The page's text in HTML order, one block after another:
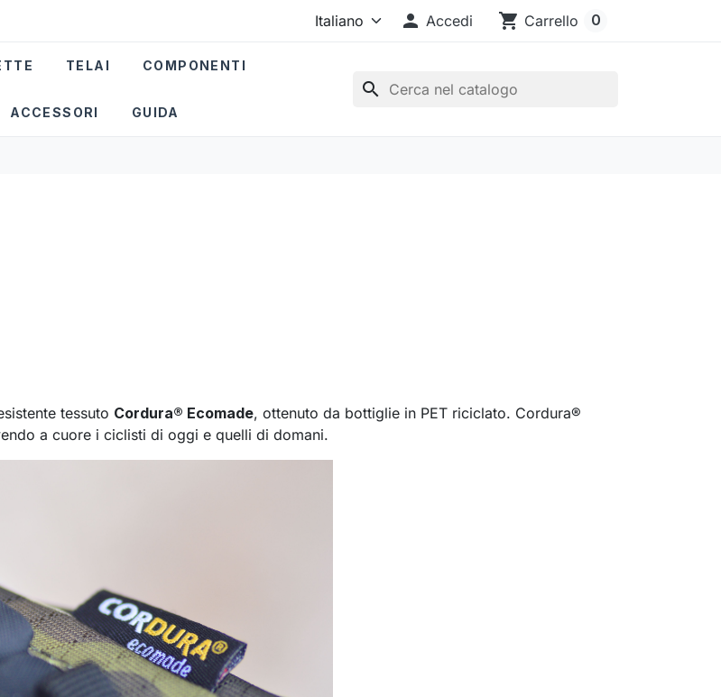
 Accedi shopping_cart Carrello 0
search
TELAI COMPONENTI
ACCESSORI GUIDA
tessuto Cordura® Ecomade, ottenuto da bottiglie in PET riciclato. Cordura®
a cuore i ciclisti di oggi e quelli di domani.